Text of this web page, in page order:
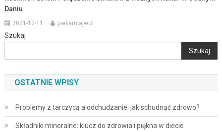
Daniu
2021-12-11 piekarniajw.pl
Szukaj
Szukaj
OSTATNIE WPISY
Problemy z tarczycą a odchudzanie: jak schudnąć zdrowo?
Składniki mineralne: klucz do zdrowia i piękna w diecie